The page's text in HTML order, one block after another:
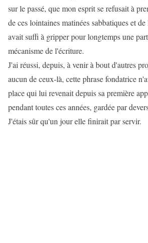
sur le passé, que mon esprit se refusait à
de ces lointaines matinées sabbatiques et
avait suffi à gripper pour longtemps une
mécanisme de l'écriture.
J'ai réussi, depuis, à venir à bout d'autres
aucun de ceux-là, cette phrase fondatrice
place qui lui revenait depuis sa première
pendant toutes ces années, gardée par
J'étais sûr qu'un jour elle finirait par servir.